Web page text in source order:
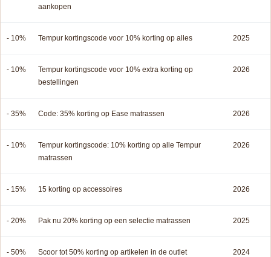
aankopen
- 10% Tempur kortingscode voor 10% korting op alles 2025
- 10%
Tempur kortingscode voor 10% extra korting op
bestellingen
2026
- 35% Code: 35% korting op Ease matrassen 2026
- 10%
Tempur kortingscode: 10% korting op alle Tempur
matrassen
2026
- 15% 15 korting op accessoires 2026
- 20% Pak nu 20% korting op een selectie matrassen 2025
- 50% Scoor tot 50% korting op artikelen in de outlet 2024